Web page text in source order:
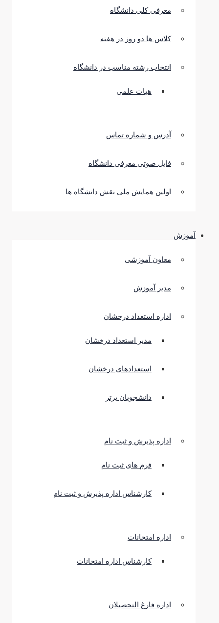
معرفی کلی دانشگاه
کلاس ها دو روز در هفته
انتخاب رشته مناسب در دانشگاه
هیات علمی
آدرس و شماره تماس
فایل صوتی معرفی دانشگاه
اولین همایش ملی نقش دانشگاه ها
آموزش
معاون آموزشی
مدیر آموزش
اداره استعداد درخشان
مدیر استعداد درخشان
استعدادهای درخشان
دانشجویان برتر
اداره پذیرش و ثبت نام
فرم های ثبت نام
کارشناس اداره پذیرش و ثبت نام
اداره امتحانات
کارشناس اداره امتحانات
اداره فارغ التحصیلان